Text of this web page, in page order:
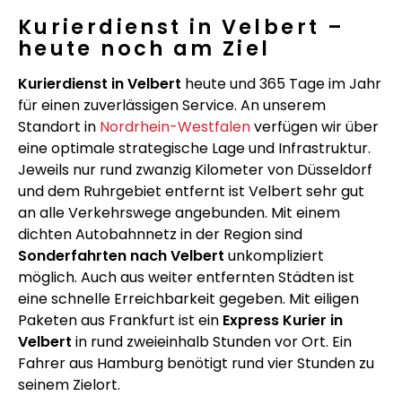
Kurierdienst in Velbert –
heute noch am Ziel
Kurierdienst in Velbert heute und 365 Tage im Jahr
für einen zuverlässigen Service. An unserem
Standort in Nordrhein-Westfalenverfügen wir über
eine optimale strategische Lage und Infrastruktur.
Jeweils nur rund zwanzig Kilometer von Düsseldorf
und dem Ruhrgebiet entfernt ist Velbert sehr gut
an alle Verkehrswege angebunden. Mit einem
dichten Autobahnnetz in der Region sind
Sonderfahrten nach Velbert unkompliziert
möglich. Auch aus weiter entfernten Städten ist
eine schnelle Erreichbarkeit gegeben. Mit eiligen
Paketen aus Frankfurt ist ein Express Kurier in
Velbert in rund zweieinhalb Stunden vor Ort. Ein
Fahrer aus Hamburg benötigt rund vier Stunden zu
seinem Zielort.